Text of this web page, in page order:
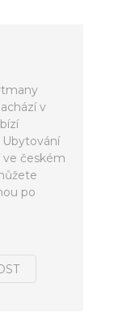
v
Ubytování
ve českém
po